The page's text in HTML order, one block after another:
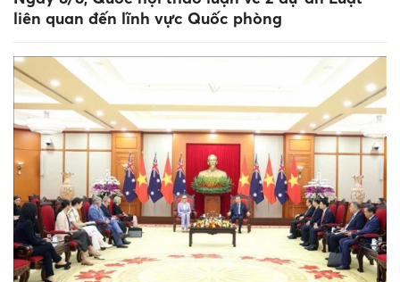
liên quan đến lĩnh vực Quốc phòng